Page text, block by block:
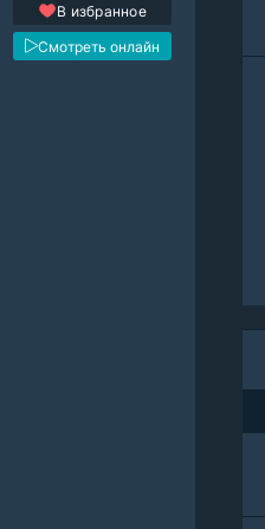
В избранное
Смотреть онлайн